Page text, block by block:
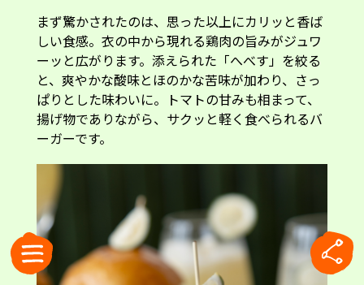
まず驚かされたのは、思った以上にカリッと香ば
しい食感。衣の中から現れる鶏肉の旨みがジュワ
ーッと広がります。添えられた「へべす」を絞る
と、爽やかな酸味とほのかな苦味が加わり、さっ
ぱりとした味わいに。トマトの甘みも相まって、
揚げ物でありながら、サクッと軽く食べられるバ
ーガーです。